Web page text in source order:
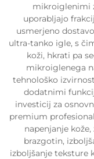
mikroiglenimi
uporabljajo
usmerjeno
ultra-tanko igle, s
koži, hkrati pa
mikroiglenega
tehnološko
dodatnimi
investicij za
premium
napenjanje
brazgotin,
izboljšanje teksture